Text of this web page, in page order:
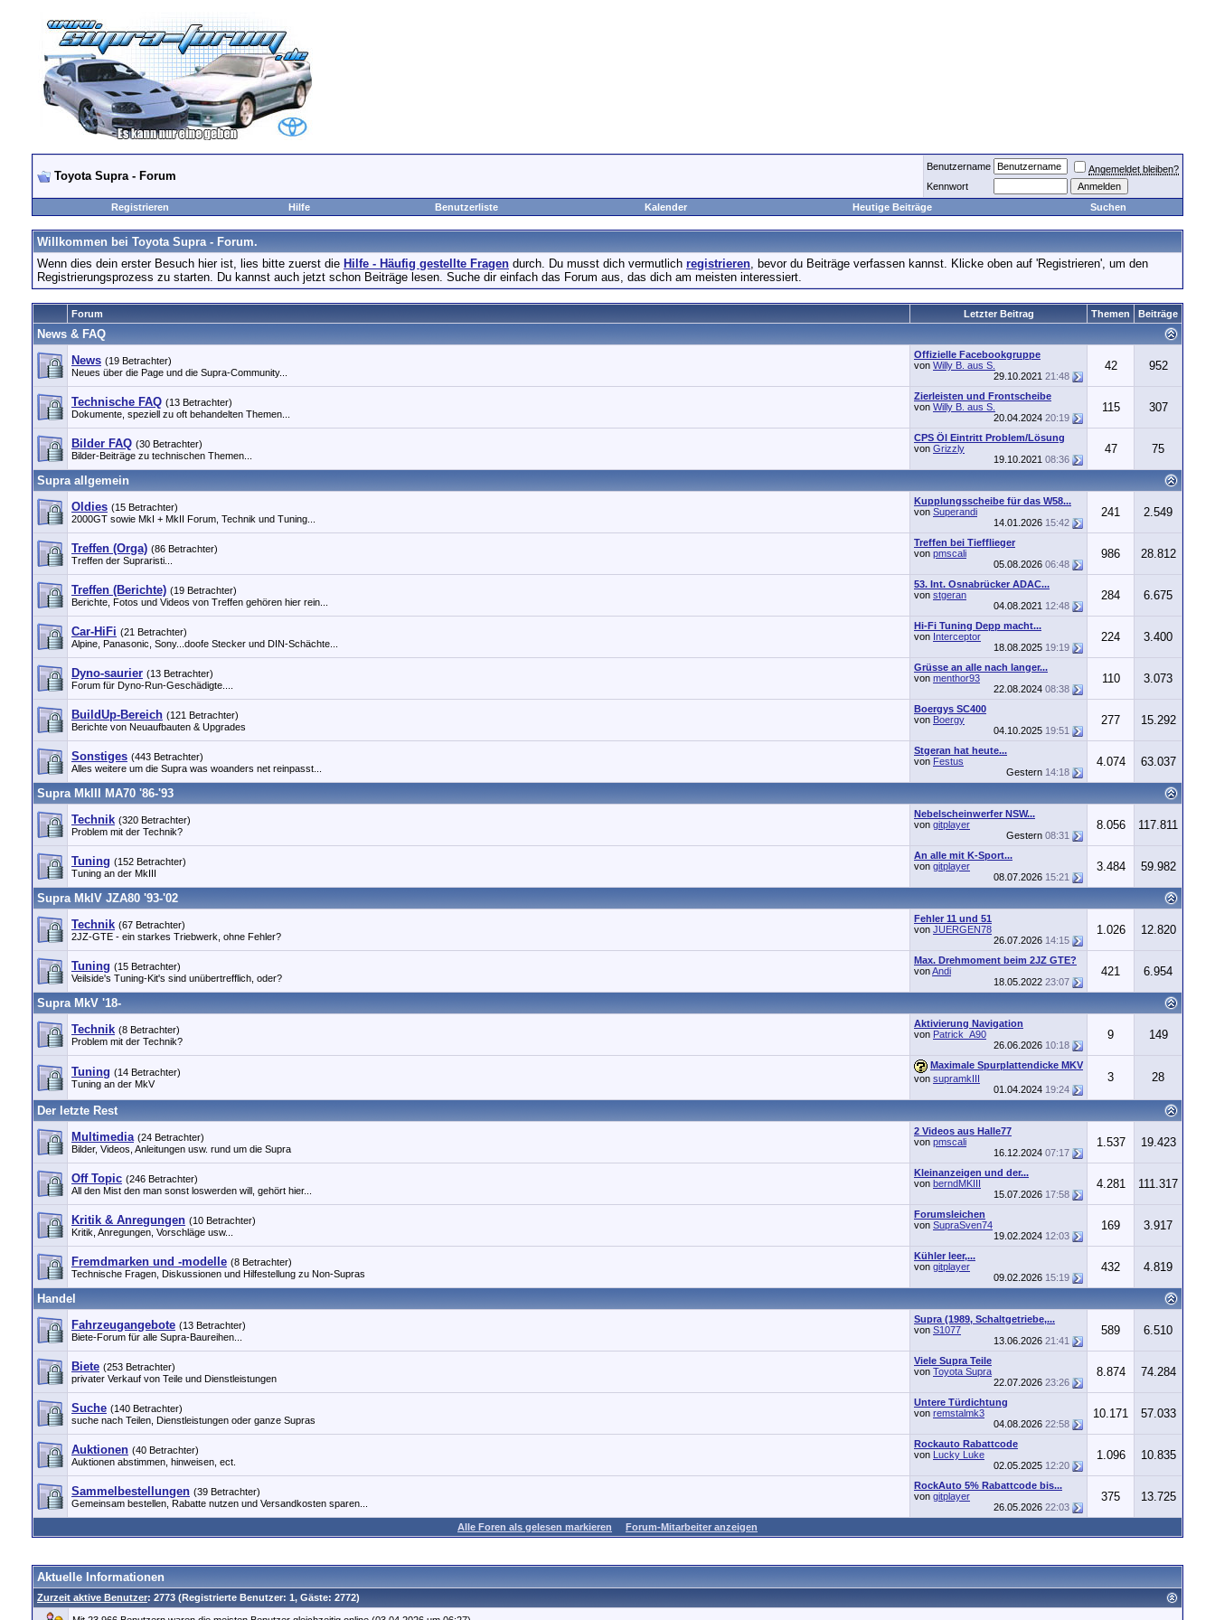
Toyota Supra - Forum
Benutzername
Angemeldet bleiben?
Kennwort
Registrieren
Hilfe Benutzerliste Kalender Heutige Beiträge Suchen
Willkommen bei Toyota Supra - Forum.
Wenn dies dein erster Besuch hier ist, lies bitte zuerst die Hilfe - Häufig gestellte Fragen durch. Du musst dich vermutlich registrieren, bevor du Beiträge verfassen kannst. Klicke oben auf 'Registrieren', um den
Registrierungsprozess zu starten. Du kannst auch jetzt schon Beiträge lesen. Suche dir einfach das Forum aus, das dich am meisten interessiert.
Forum Letzter Beitrag Themen Beiträge
News & FAQ
News (19 Betrachter)
Neues über die Page und die Supra-Community...
Offizielle Facebookgruppe
von Willy B. aus S.
29.10.2021 21:48
42 952
Technische FAQ (13 Betrachter)
Dokumente, speziell zu oft behandelten Themen...
Zierleisten und Frontscheibe
von Willy B. aus S.
20.04.2024 20:19
115 307
Bilder FAQ (30 Betrachter)
Bilder-Beiträge zu technischen Themen...
CPS Öl Eintritt Problem/Lösung
von Grizzly
19.10.2021 08:36
47 75
Supra allgemein
Oldies (15 Betrachter)
2000GT sowie MkI + MkII Forum, Technik und Tuning...
Kupplungsscheibe für das W58...
von Superandi
14.01.2026 15:42
241 2.549
Treffen (Orga) (86 Betrachter)
Treffen der Supraristi...
Treffen bei Tiefflieger
von pmscali
05.08.2026 06:48
986 28.812
Treffen (Berichte) (19 Betrachter)
Berichte, Fotos und Videos von Treffen gehören hier rein...
53. Int. Osnabrücker ADAC...
von stgeran
04.08.2021 12:48
284 6.675
Car-HiFi (21 Betrachter)
Alpine, Panasonic, Sony...doofe Stecker und DIN-Schächte...
Hi-Fi Tuning Depp macht...
von Interceptor
18.08.2025 19:19
224 3.400
Dyno-saurier (13 Betrachter)
Forum für Dyno-Run-Geschädigte....
Grüsse an alle nach langer...
von menthor93
22.08.2024 08:38
110 3.073
BuildUp-Bereich (121 Betrachter)
Berichte von Neuaufbauten & Upgrades
Boergys SC400
von Boergy
04.10.2025 19:51
277 15.292
Sonstiges (443 Betrachter)
Alles weitere um die Supra was woanders net reinpasst...
Stgeran hat heute...
von Festus
Gestern 14:18
4.074 63.037
Supra MkIII MA70 '86-'93
Technik (320 Betrachter)
Problem mit der Technik?
Nebelscheinwerfer NSW...
von gitplayer
Gestern 08:31
8.056 117.811
Tuning (152 Betrachter)
Tuning an der MkIII
An alle mit K-Sport...
von gitplayer
08.07.2026 15:21
3.484 59.982
Supra MkIV JZA80 '93-'02
Technik (67 Betrachter)
2JZ-GTE - ein starkes Triebwerk, ohne Fehler?
Fehler 11 und 51
von JUERGEN78
26.07.2026 14:15
1.026 12.820
Tuning (15 Betrachter)
Veilside's Tuning-Kit's sind unübertrefflich, oder?
Max. Drehmoment beim 2JZ GTE?
vonAndi
18.05.2022 23:07
421 6.954
Supra MkV '18-
Technik (8 Betrachter)
Problem mit der Technik?
Aktivierung Navigation
von Patrick_A90
26.06.2026 10:18
9 149
Tuning (14 Betrachter)
Tuning an der MkV
Maximale Spurplattendicke MKV
von supramkIII
01.04.2024 19:24
3 28
Der letzte Rest
Multimedia (24 Betrachter)
Bilder, Videos, Anleitungen usw. rund um die Supra
2 Videos aus Halle77
von pmscali
16.12.2024 07:17
1.537 19.423
Off Topic (246 Betrachter)
All den Mist den man sonst loswerden will, gehört hier...
Kleinanzeigen und der...
von berndMKIII
15.07.2026 17:58
4.281 111.317
Kritik & Anregungen (10 Betrachter)
Kritik, Anregungen, Vorschläge usw...
Forumsleichen
von SupraSven74
19.02.2024 12:03
169 3.917
Fremdmarken und -modelle (8 Betrachter)
Technische Fragen, Diskussionen und Hilfestellung zu Non-Supras
Kühler leer,...
von gitplayer
09.02.2026 15:19
432 4.819
Handel
Fahrzeugangebote (13 Betrachter)
Biete-Forum für alle Supra-Baureihen...
Supra (1989, Schaltgetriebe,...
von S1077
13.06.2026 21:41
589 6.510
Biete (253 Betrachter)
privater Verkauf von Teile und Dienstleistungen
Viele Supra Teile
von Toyota Supra
22.07.2026 23:26
8.874 74.284
Suche (140 Betrachter)
suche nach Teilen, Dienstleistungen oder ganze Supras
Untere Türdichtung
von remstalmk3
04.08.2026 22:58
10.171 57.033
Auktionen (40 Betrachter)
Auktionen abstimmen, hinweisen, ect.
Rockauto Rabattcode
von Lucky Luke
02.05.2025 12:20
1.096 10.835
Sammelbestellungen (39 Betrachter)
Gemeinsam bestellen, Rabatte nutzen und Versandkosten sparen...
RockAuto 5% Rabattcode bis...
von gitplayer
26.05.2026 22:03
375 13.725
Alle Foren als gelesen markieren Forum-Mitarbeiter anzeigen
Aktuelle Informationen
Zurzeit aktive Benutzer: 2773 (Registrierte Benutzer: 1, Gäste: 2772)